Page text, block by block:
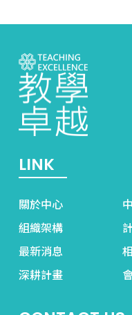
LINK
關於中心
組織架構
最新消息
深耕計畫